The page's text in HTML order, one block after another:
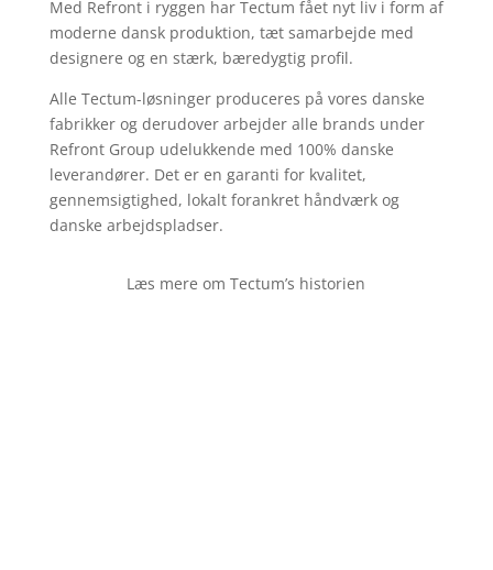
Med Refront i ryggen har Tectum fået nyt liv i form af
moderne dansk produktion, tæt samarbejde med
designere og en stærk, bæredygtig profil.
Alle Tectum-løsninger produceres på vores danske
fabrikker og derudover arbejder alle brands under
Refront Group udelukkende med 100% danske
leverandører. Det er en garanti for kvalitet,
gennemsigtighed, lokalt forankret håndværk og
danske arbejdspladser.
Læs mere om Tectum’s historien